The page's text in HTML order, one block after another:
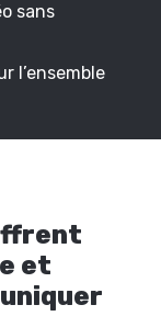
sans
l’ensemble
et